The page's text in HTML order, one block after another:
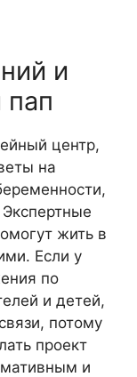
и
центр,
на
жить в
Если у
по
и детей,
потому
проект
и